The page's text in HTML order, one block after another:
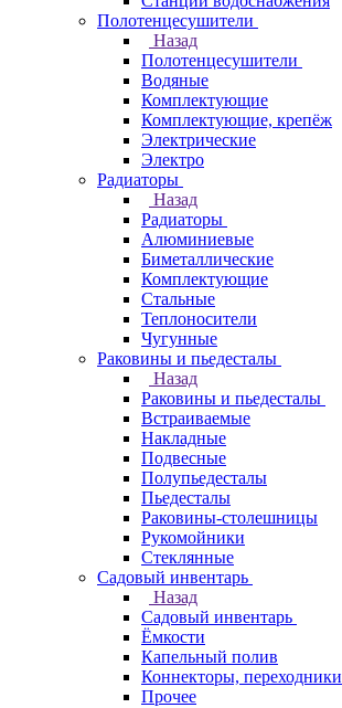
Полотенцесушители
Назад
Полотенцесушители
Водяные
Комплектующие
Комплектующие, крепёж
Электрические
Электро
Радиаторы
Назад
Радиаторы
Алюминиевые
Биметаллические
Комплектующие
Стальные
Теплоносители
Чугунные
Раковины и пьедесталы
Назад
Раковины и пьедесталы
Встраиваемые
Накладные
Подвесные
Полупьедесталы
Пьедесталы
Раковины-столешницы
Рукомойники
Стеклянные
Садовый инвентарь
Назад
Садовый инвентарь
Ёмкости
Капельный полив
Коннекторы, переходники
Прочее